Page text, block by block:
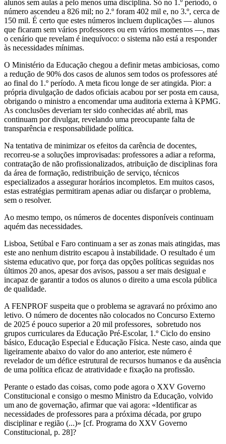
alunos sem aulas a pelo menos uma disciplina. Só no 1.º período, o
número ascendeu a 826 mil; no 2.º foram 402 mil e, no 3.º, cerca de
150 mil. É certo que estes números incluem duplicações — alunos
que ficaram sem vários professores ou em vários momentos —, mas
o cenário que revelam é inequívoco: o sistema não está a responder
às necessidades mínimas.
O Ministério da Educação chegou a definir metas ambiciosas, como
a redução de 90% dos casos de alunos sem todos os professores até
ao final do 1.º período. A meta ficou longe de ser atingida. Pior: a
própria divulgação de dados oficiais acabou por ser posta em causa,
obrigando o ministro a encomendar uma auditoria externa à KPMG.
As conclusões deveriam ter sido conhecidas até abril, mas
continuam por divulgar, revelando uma preocupante falta de
transparência e responsabilidade política.
Na tentativa de minimizar os efeitos da carência de docentes,
recorreu-se a soluções improvisadas: professores a adiar a reforma,
contratação de não profissionalizados, atribuição de disciplinas fora
da área de formação, redistribuição de serviço, técnicos
especializados a assegurar horários incompletos. Em muitos casos,
estas estratégias permitiram apenas adiar ou disfarçar o problema,
sem o resolver.
Ao mesmo tempo, os números de docentes disponíveis continuam
aquém das necessidades.
Lisboa, Setúbal e Faro continuam a ser as zonas mais atingidas, mas
este ano nenhum distrito escapou à instabilidade. O resultado é um
sistema educativo que, por força das opções políticas seguidas nos
últimos 20 anos, apesar dos avisos, passou a ser mais desigual e
incapaz de garantir a todos os alunos o direito a uma escola pública
de qualidade.
A FENPROF suspeita que o problema se agravará no próximo ano
letivo. O número de docentes não colocados no Concurso Externo
de 2025 é pouco superior a 20 mil professores, sobretudo nos
grupos curriculares da Educação Pré-Escolar, 1.º Ciclo do ensino
básico, Educação Especial e Educação Física. Neste caso, ainda que
ligeiramente abaixo do valor do ano anterior, este número é
revelador de um défice estrutural de recursos humanos e da ausência
de uma política eficaz de atratividade e fixação na profissão.
Perante o estado das coisas, como pode agora o XXV Governo
Constitucional e consigo o mesmo Ministro da Educação, volvido
um ano de governação, afirmar que vai agora: «Identificar as
necessidades de professores para a próxima década, por grupo
disciplinar e região (...)» [cf. Programa do XXV Governo
Constitucional, p. 28]?